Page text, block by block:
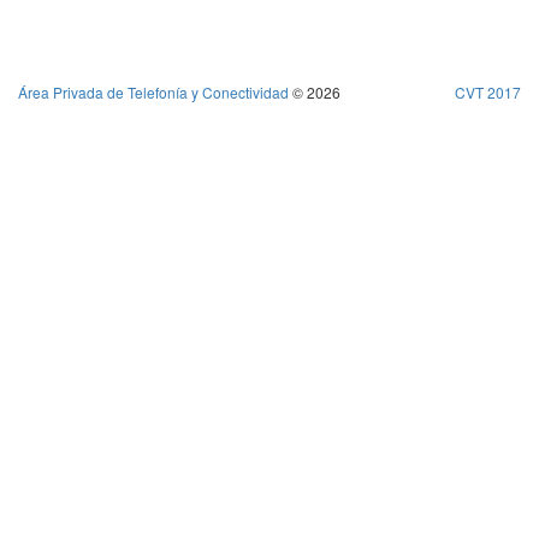
Área Privada de Telefonía y Conectividad © 2026 CVT 2017